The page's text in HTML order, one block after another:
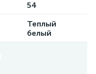
54
Теплый
белый